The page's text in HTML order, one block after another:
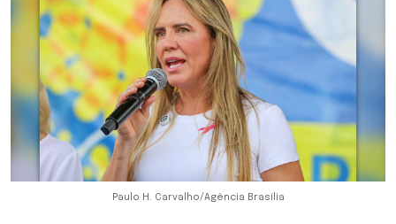
Paulo H. Carvalho/Agência Brasília